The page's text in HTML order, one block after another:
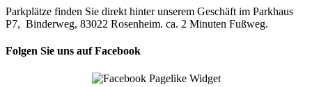
Parkplätze finden Sie direkt hinter unserem Geschäft im Parkhaus
P7, Binderweg, 83022 Rosenheim. ca. 2 Minuten Fußweg.
Folgen Sie uns auf Facebook